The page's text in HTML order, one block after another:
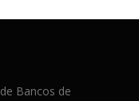
Bancos de